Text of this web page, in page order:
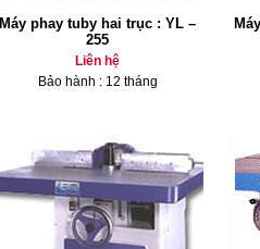
Máy phay tuby hai trục : YL –
255
Liên hệ
Bảo hành : 12 tháng